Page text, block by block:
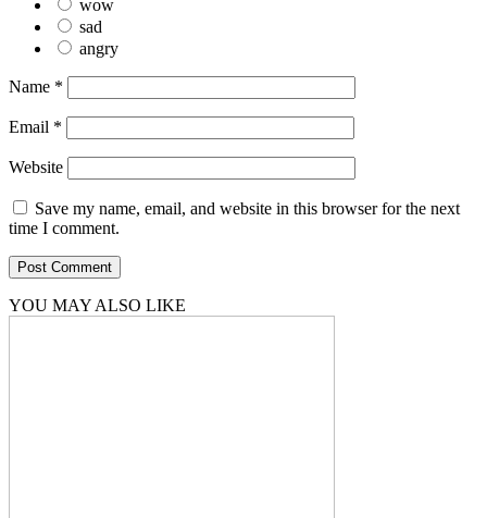
wow
sad
angry
Name *
Email *
Website
Save my name, email, and website in this browser for the next
time I comment.
YOU MAY ALSO LIKE